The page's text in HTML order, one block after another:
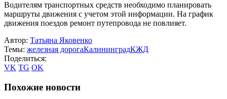
Водителям транспортных средств необходимо планировать
маршруты движения с учетом этой информации. На график
движения поездов ремонт путепровода не повлияет.
Автор: Татьяна Яковенко
Темы: железная дорогаКалининградКЖД
Поделиться:
VK TG OK
Похожие новости